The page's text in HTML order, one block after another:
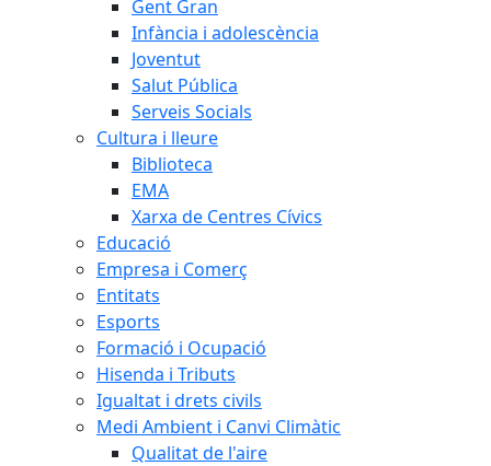
Gent Gran
Infància i adolescència
Joventut
Salut Pública
Serveis Socials
Cultura i lleure
Biblioteca
EMA
Xarxa de Centres Cívics
Educació
Empresa i Comerç
Entitats
Esports
Formació i Ocupació
Hisenda i Tributs
Igualtat i drets civils
Medi Ambient i Canvi Climàtic
Qualitat de l'aire